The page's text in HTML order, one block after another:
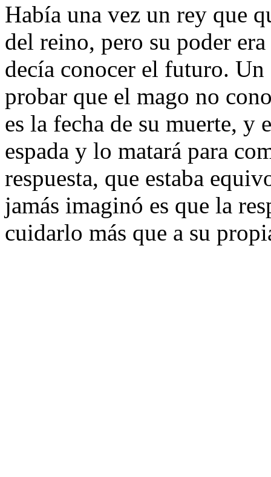
Había una vez un rey que
del reino, pero su poder
decía conocer el futuro. Un
probar que el mago no
es la fecha de su muerte, y
espada y lo matará para
respuesta, que estaba
jamás imaginó es que la
cuidarlo más que a su